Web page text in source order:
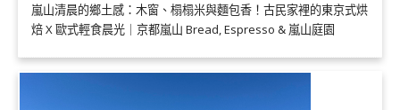
嵐山清晨的鄉土感：木窗、榻榻米與麵包香！古民家裡的東京式烘
焙 X 歐式輕食晨光｜京都嵐山 Bread, Espresso & 嵐山庭園